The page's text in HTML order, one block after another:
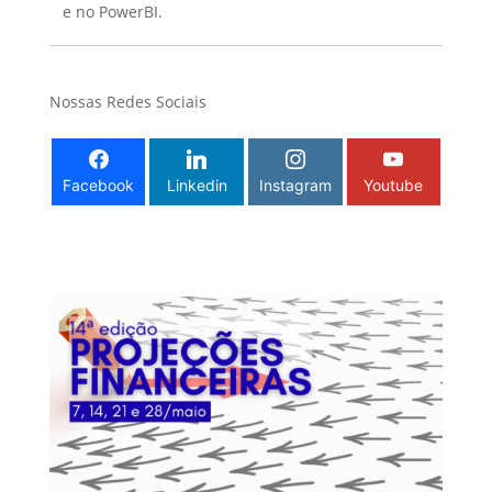
e no PowerBI.
Nossas Redes Sociais
Facebook Linkedin Instagram Youtube